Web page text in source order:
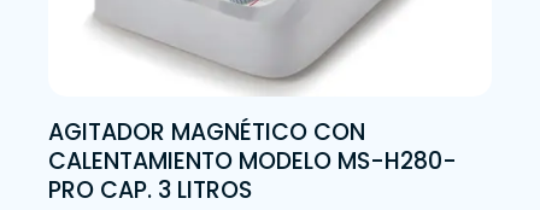
AGITADOR MAGNÉTICO CON
CALENTAMIENTO MODELO MS-H280-
PRO CAP. 3 LITROS